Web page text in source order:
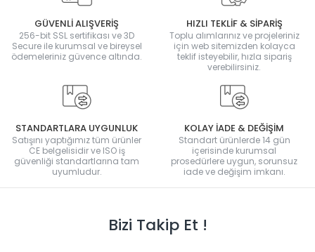
GÜVENLİ ALIŞVERİŞ
256-bit SSL sertifikası ve 3D
Secure ile kurumsal ve bireysel
ödemeleriniz güvence altında.
HIZLI TEKLİF & SİPARİŞ
Toplu alımlarınız ve projeleriniz
için web sitemizden kolayca
teklif isteyebilir, hızla sipariş
verebilirsiniz.
STANDARTLARA UYGUNLUK
Satışını yaptığımız tüm ürünler
CE belgelisidir ve ISO iş
güvenliği standartlarına tam
uyumludur.
KOLAY İADE & DEĞİŞİM
Standart ürünlerde 14 gün
içerisinde kurumsal
prosedürlere uygun, sorunsuz
iade ve değişim imkanı.
Bizi Takip Et !